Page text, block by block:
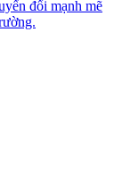
đổi mạnh mẽ